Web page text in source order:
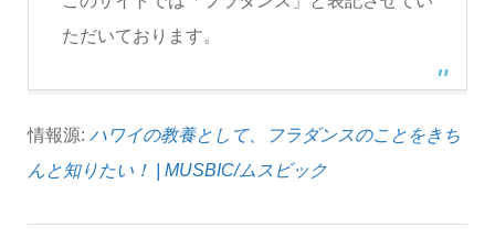
ただいております。
情報源: ハワイの教養として、フラダンスのことをきち
んと知りたい！ | MUSBIC/ムスビック